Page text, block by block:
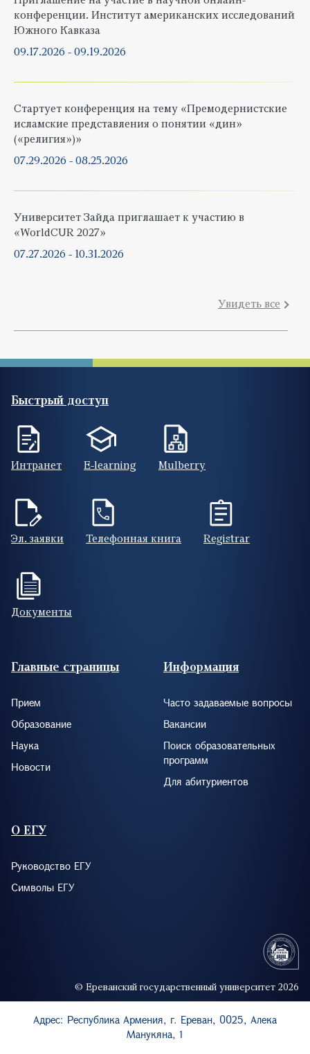
конференции. Институт американских исследований
Южного Кавказа
09.17.2026 -09.19.2026
Стартует конференция на тему «Премодернистские
исламские представления о понятии «дин»
(«религия»)»
07.29.2026 -08.25.2026
Университет Зайда приглашает к участию в
«WorldCUR 2027»
07.27.2026 - 10.31.2026
Увидеть все
Быстрый доступ
Интранет E-learning Mulberry
Эл. заявки Телефонная книга Registrar
Документы
Footer (RUS)
Главные страницы
Прием
Образование
Наука
Новости
Информация
Часто задаваемые вопросы
Вакансии
Поиск образовательных
программ
Для абитуриентов
О ЕГУ
Руководство ЕГУ
Символы ЕГУ
© Ереванский государственный университет 2026
Адрес: Республика Армения, г. Ереван, 0025, Алека
Манукяна, 1